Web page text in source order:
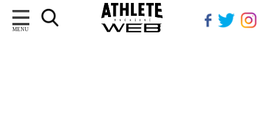
MENU